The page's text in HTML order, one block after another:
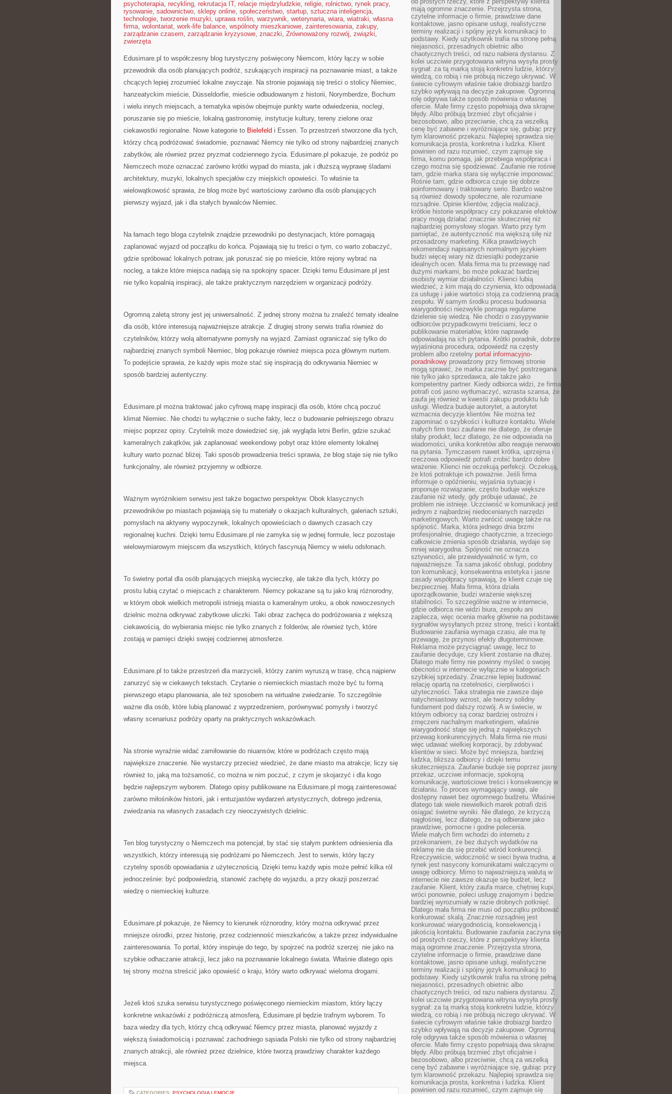
psychoterapia, recykling, rekrutacja IT, relacje międzyludzkie, religie, rolnictwo, rynek pracy,
rysowanie, sadownictwo, sklepy online, społeczeństwo, startup, sztuczna inteligencja,
technologie, tworzenie muzyki, uprawa roślin, warzywnik, weterynaria, wiara, wiatraki, własna
firma, wolontariat, work-life balance, wspólnoty mieszkaniowe, zainteresowania, zakupy,
zarządzanie czasem, zarządzanie kryzysowe, znaczki, Zrównoważony rozwój, związki,
zwierzęta
Edusimare.pl to współczesny blog turystyczny poświęcony Niemcom, który łączy w sobie
przewodnik dla osób planujących podróż, szukających inspiracji na poznawanie miast, a także
chcących lepiej zrozumieć lokalne zwyczaje. Na stronie pojawiają się treści o stolicy Niemiec,
hanzeatyckim mieście, Düsseldorfie, mieście odbudowanym z historii, Norymberdze, Bochum
i wielu innych miejscach, a tematyka wpisów obejmuje punkty warte odwiedzenia, noclegi,
poruszanie się po mieście, lokalną gastronomię, instytucje kultury, tereny zielone oraz
ciekawostki regionalne. Nowe kategorie to Bielefeld i Essen. To przestrzeń stworzone dla tych,
którzy chcą podróżować świadomie, poznawać Niemcy nie tylko od strony najbardziej znanych
zabytków, ale również przez pryzmat codziennego życia. Edusimare.pl pokazuje, że podróż po
Niemczech może oznaczać zarówno krótki wypad do miasta, jak i dłuższą wyprawę śladami
architektury, muzyki, lokalnych specjałów czy miejskich opowieści. To właśnie ta
wielowątkowość sprawia, że blog może być wartościowy zarówno dla osób planujących
pierwszy wyjazd, jak i dla stałych bywalców Niemiec.
Na łamach tego bloga czytelnik znajdzie przewodniki po destynacjach, które pomagają
zaplanować wyjazd od początku do końca. Pojawiają się tu treści o tym, co warto zobaczyć,
gdzie spróbować lokalnych potraw, jak poruszać się po mieście, które rejony wybrać na
nocleg, a także które miejsca nadają się na spokojny spacer. Dzięki temu Edusimare.pl jest
nie tylko kopalnią inspiracji, ale także praktycznym narzędziem w organizacji podróży.
Ogromną zaletą strony jest jej uniwersalność. Z jednej strony można tu znaleźć tematy idealne
dla osób, które interesują najważniejsze atrakcje. Z drugiej strony serwis trafia również do
czytelników, którzy wolą alternatywne pomysły na wyjazd. Zamiast ograniczać się tylko do
najbardziej znanych symboli Niemiec, blog pokazuje również miejsca poza głównym nurtem.
To podejście sprawia, że każdy wpis może stać się inspiracją do odkrywania Niemiec w
sposób bardziej autentyczny.
Edusimare.pl można traktować jako cyfrową mapę inspiracji dla osób, które chcą poczuć
klimat Niemiec. Nie chodzi tu wyłącznie o suche fakty, lecz o budowanie pełniejszego obrazu
miejsc poprzez opisy. Czytelnik może dowiedzieć się, jak wygląda letni Berlin, gdzie szukać
kameralnych zakątków, jak zaplanować weekendowy pobyt oraz które elementy lokalnej
kultury warto poznać bliżej. Taki sposób prowadzenia treści sprawia, że blog staje się nie tylko
funkcjonalny, ale również przyjemny w odbiorze.
Ważnym wyróżnikiem serwisu jest także bogactwo perspektyw. Obok klasycznych
przewodników po miastach pojawiają się tu materiały o okazjach kulturalnych, galeriach sztuki,
pomysłach na aktywny wypoczynek, lokalnych opowieściach o dawnych czasach czy
regionalnej kuchni. Dzięki temu Edusimare.pl nie zamyka się w jednej formule, lecz pozostaje
wielowymiarowym miejscem dla wszystkich, których fascynują Niemcy w wielu odsłonach.
To świetny portal dla osób planujących miejską wycieczkę, ale także dla tych, którzy po
prostu lubią czytać o miejscach z charakterem. Niemcy pokazane są tu jako kraj różnorodny,
w którym obok wielkich metropolii istnieją miasta o kameralnym uroku, a obok nowoczesnych
dzielnic można odkrywać zabytkowe uliczki. Taki obraz zachęca do podróżowania z większą
ciekawością, do wybierania miejsc nie tylko znanych z folderów, ale również tych, które
zostają w pamięci dzięki swojej codziennej atmosferze.
Edusimare.pl to także przestrzeń dla marzycieli, którzy zanim wyruszą w trasę, chcą najpierw
zanurzyć się w ciekawych tekstach. Czytanie o niemieckich miastach może być tu formą
pierwszego etapu planowania, ale też sposobem na wirtualne zwiedzanie. To szczególnie
ważne dla osób, które lubią planować z wyprzedzeniem, porównywać pomysły i tworzyć
własny scenariusz podróży oparty na praktycznych wskazówkach.
Na stronie wyraźnie widać zamiłowanie do niuansów, które w podróżach często mają
największe znaczenie. Nie wystarczy przecież wiedzieć, że dane miasto ma atrakcje; liczy się
również to, jaką ma tożsamość, co można w nim poczuć, z czym je skojarzyć i dla kogo
będzie najlepszym wyborem. Dlatego opisy publikowane na Edusimare.pl mogą zainteresować
zarówno miłośników historii, jak i entuzjastów wydarzeń artystycznych, dobrego jedzenia,
zwiedzania na własnych zasadach czy nieoczywistych dzielnic.
Ten blog turystyczny o Niemczech ma potencjał, by stać się stałym punktem odniesienia dla
wszystkich, którzy interesują się podróżami po Niemczech. Jest to serwis, który łączy
czytelny sposób opowiadania z użytecznością. Dzięki temu każdy wpis może pełnić kilka ról
jednocześnie: być podpowiedzią, stanowić zachętę do wyjazdu, a przy okazji poszerzać
wiedzę o niemieckiej kulturze.
Edusimare.pl pokazuje, że Niemcy to kierunek różnorodny, który można odkrywać przez
mniejsze ośrodki, przez historię, przez codzienność mieszkańców, a także przez indywidualne
zainteresowania. To portal, który inspiruje do tego, by spojrzeć na podróż szerzej: nie jako na
szybkie odhaczanie atrakcji, lecz jako na poznawanie lokalnego świata. Właśnie dlatego opis
tej strony można streścić jako opowieść o kraju, który warto odkrywać wieloma drogami.
Jeżeli ktoś szuka serwisu turystycznego poświęconego niemieckim miastom, który łączy
konkretne wskazówki z podróżniczą atmosferą, Edusimare.pl będzie trafnym wyborem. To
baza wiedzy dla tych, którzy chcą odkrywać Niemcy przez miasta, planować wyjazdy z
większą świadomością i poznawać zachodniego sąsiada Polski nie tylko od strony najbardziej
znanych atrakcji, ale również przez dzielnice, które tworzą prawdziwy charakter każdego
miejsca.
CATEGORIES: PSYCHOLOGIA I EMOCJE
mają ogromne znaczenie. Przejrzysta strona,
czytelne informacje o firmie, prawdziwe dane
kontaktowe, jasno opisane usługi, realistyczne
terminy realizacji i spójny język komunikacji to
podstawy. Kiedy użytkownik trafia na stronę pełną
niejasności, przesadnych obietnic albo
chaotycznych treści, od razu nabiera dystansu. Z
kolei uczciwie przygotowana witryna wysyła prosty
sygnał: za tą marką stoją konkretni ludzie, którzy
wiedzą, co robią i nie próbują niczego ukrywać. W
świecie cyfrowym właśnie takie drobiazgi bardzo
szybko wpływają na decyzje zakupowe. Ogromną
rolę odgrywa także sposób mówienia o własnej
ofercie. Małe firmy często popełniają dwa skrajne
błędy. Albo próbują brzmieć zbyt oficjalnie i
bezosobowo, albo przeciwnie, chcą za wszelką
cenę być zabawne i wyróżniające się, gubiąc przy
tym klarowność przekazu. Najlepiej sprawdza się
komunikacja prosta, konkretna i ludzka. Klient
powinien od razu rozumieć, czym zajmuje się
firma, komu pomaga, jak przebiega współpraca i
czego można się spodziewać. Zaufanie nie rośnie
tam, gdzie marka stara się wyłącznie imponować.
Rośnie tam, gdzie odbiorca czuje się dobrze
poinformowany i traktowany serio. Bardzo ważne
są również dowody społeczne, ale rozumiane
rozsądnie. Opinie klientów, zdjęcia realizacji,
krótkie historie współpracy czy pokazanie efektów
pracy mogą działać znacznie skuteczniej niż
najbardziej pomysłowy slogan. Warto przy tym
pamiętać, że autentyczność ma większą siłę niż
przesadzony marketing. Kilka prawdziwych
rekomendacji napisanych normalnym językiem
budzi więcej wiary niż dziesiątki podejrzanie
idealnych ocen. Mała firma ma tu przewagę nad
dużymi markami, bo może pokazać bardziej
osobisty wymiar działalności. Klienci lubią
wiedzieć, z kim mają do czynienia, kto odpowiada
za usługę i jakie wartości stoją za codzienną pracą
zespołu. W samym środku procesu budowania
wiarygodności niezwykle pomaga regularne
dzielenie się wiedzą. Nie chodzi o zasypywanie
odbiorców przypadkowymi treściami, lecz o
publikowanie materiałów, które naprawdę
odpowiadają na ich pytania. Krótki poradnik, dobrze
wyjaśniona procedura, odpowiedź na częsty
problem albo rzetelny portal informacyjno-
poradnikowy prowadzony przy firmowej stronie
mogą sprawić, że marka zacznie być postrzegana
nie tylko jako sprzedawca, ale także jako
kompetentny partner. Kiedy odbiorca widzi, że firma
potrafi coś jasno wytłumaczyć, wzrasta szansa, że
zaufa jej również w kwestii zakupu produktu lub
usługi. Wiedza buduje autorytet, a autorytet
wzmacnia decyzje klientów. Nie można też
zapominać o szybkości i kulturze kontaktu. Wiele
małych firm traci zaufanie nie dlatego, że oferuje
słaby produkt, lecz dlatego, że nie odpowiada na
wiadomości, unika konkretów albo reaguje nerwowo
na pytania. Tymczasem nawet krótka, uprzejma i
rzeczowa odpowiedź potrafi zrobić bardzo dobre
wrażenie. Klienci nie oczekują perfekcji. Oczekują,
że ktoś potraktuje ich poważnie. Jeśli firma
informuje o opóźnieniu, wyjaśnia sytuację i
proponuje rozwiązanie, często buduje większe
zaufanie niż wtedy, gdy próbuje udawać, że
problem nie istnieje. Uczciwość w komunikacji jest
jednym z najbardziej niedocenianych narzędzi
marketingowych. Warto zwrócić uwagę także na
spójność. Marka, która jednego dnia brzmi
profesjonalnie, drugiego chaotycznie, a trzeciego
całkowicie zmienia sposób działania, wydaje się
mniej wiarygodna. Spójność nie oznacza
sztywności, ale przewidywalność w tym, co
najważniejsze. Ta sama jakość obsługi, podobny
ton komunikacji, konsekwentna estetyka i jasne
zasady współpracy sprawiają, że klient czuje się
bezpieczniej. Mała firma, która działa
uporządkowanie, budzi wrażenie większej
stabilności. To szczególnie ważne w internecie,
gdzie odbiorca nie widzi biura, zespołu ani
zaplecza, więc ocenia markę głównie na podstawie
sygnałów wysyłanych przez stronę, treści i kontakt.
Budowanie zaufania wymaga czasu, ale ma tę
przewagę, że przynosi efekty długoterminowe.
Reklama może przyciągnąć uwagę, lecz to
zaufanie decyduje, czy klient zostanie na dłużej.
Dlatego małe firmy nie powinny myśleć o swojej
obecności w internecie wyłącznie w kategoriach
szybkiej sprzedaży. Znacznie lepiej budować
relację opartą na rzetelności, cierpliwości i
użyteczności. Taka strategia nie zawsze daje
natychmiastowy wzrost, ale tworzy solidny
fundament pod dalszy rozwój. A w świecie, w
którym odbiorcy są coraz bardziej ostrożni i
zmęczeni nachalnym marketingiem, właśnie
wiarygodność staje się jedną z największych
przewag konkurencyjnych. Mała firma nie musi
więc udawać wielkiej korporacji, by zdobywać
klientów w sieci. Może być mniejsza, bardziej
ludzka, bliższa odbiorcy i dzięki temu
skuteczniejsza. Zaufanie buduje się poprzez jasny
przekaz, uczciwe informacje, spokojną
komunikację, wartościowe treści i konsekwencję w
działaniu. To proces wymagający uwagi, ale
dostępny nawet bez ogromnego budżetu. Właśnie
dlatego tak wiele niewielkich marek potrafi dziś
osiągać świetne wyniki. Nie dlatego, że krzyczą
najgłośniej, lecz dlatego, że są odbierane jako
prawdziwe, pomocne i godne polecenia.
Wiele małych firm wchodzi do internetu z
przekonaniem, że bez dużych wydatków na
reklamę nie da się przebić wśród konkurencji.
Rzeczywiście, widoczność w sieci bywa trudna, a
rynek jest nasycony komunikatami walczącymi o
uwagę odbiorcy. Mimo to najważniejszą walutą w
internecie nie zawsze okazuje się budżet, lecz
zaufanie. Klient, który zaufa marce, chętniej kupi,
wróci ponownie, poleci usługę znajomym i będzie
bardziej wyrozumiały w razie drobnych potknięć.
Dlatego mała firma nie musi od początku próbować
konkurować skalą. Znacznie rozsądniej jest
konkurować wiarygodnością, konsekwencją i
jakością kontaktu. Budowanie zaufania zaczyna się
od prostych rzeczy, które z perspektywy klienta
mają ogromne znaczenie. Przejrzysta strona,
czytelne informacje o firmie, prawdziwe dane
kontaktowe, jasno opisane usługi, realistyczne
terminy realizacji i spójny język komunikacji to
podstawy. Kiedy użytkownik trafia na stronę pełną
niejasności, przesadnych obietnic albo
chaotycznych treści, od razu nabiera dystansu. Z
kolei uczciwie przygotowana witryna wysyła prosty
sygnał: za tą marką stoją konkretni ludzie, którzy
wiedzą, co robią i nie próbują niczego ukrywać. W
świecie cyfrowym właśnie takie drobiazgi bardzo
szybko wpływają na decyzje zakupowe. Ogromną
rolę odgrywa także sposób mówienia o własnej
ofercie. Małe firmy często popełniają dwa skrajne
błędy. Albo próbują brzmieć zbyt oficjalnie i
bezosobowo, albo przeciwnie, chcą za wszelką
cenę być zabawne i wyróżniające się, gubiąc przy
tym klarowność przekazu. Najlepiej sprawdza się
komunikacja prosta, konkretna i ludzka. Klient
powinien od razu rozumieć, czym zajmuje się